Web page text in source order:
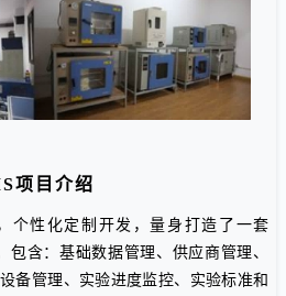
项目介绍
个性化定制开发，量身打造了一套
含：基础数据管理、供应商管理、
备管理、实验进度监控、实验标准和